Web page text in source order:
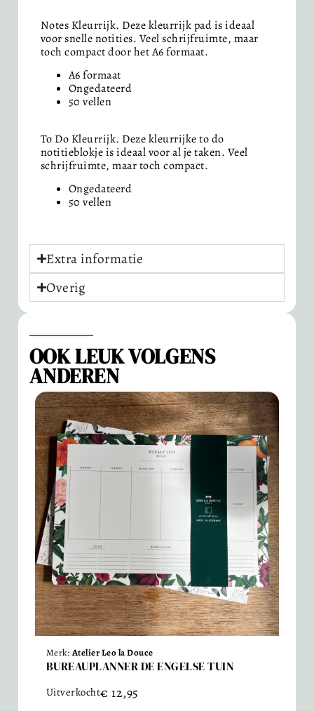
Notes Kleurrijk. Deze kleurrijk pad is ideaal
voor snelle notities. Veel schrijfruimte, maar
toch compact door het A6 formaat.
A6 formaat
Ongedateerd
50 vellen
To Do Kleurrijk. Deze kleurrijke to do
notitieblokje is ideaal voor al je taken. Veel
schrijfruimte, maar toch compact.
Ongedateerd
50 vellen
Extra informatie
Overig
OOK LEUK VOLGENS
ANDEREN
Merk: Atelier Leo la Douce
BUREAUPLANNER DE ENGELSE TUIN
Uitverkocht€ 12,95